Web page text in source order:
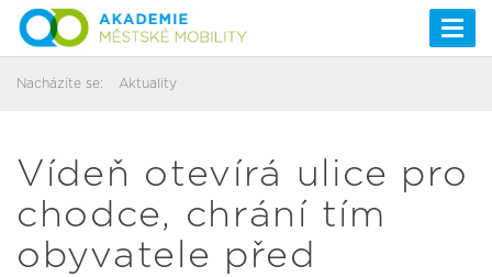
Nacházíte se: Aktuality
Vídeň otevírá ulice pro
chodce, chrání tím
obyvatele před